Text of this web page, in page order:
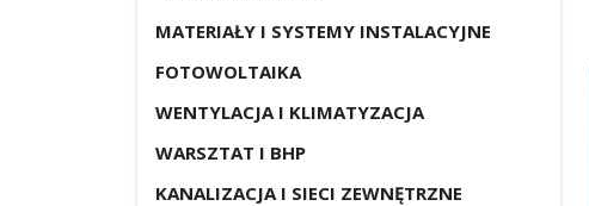
MATERIAŁY I SYSTEMY INSTALACYJNE
FOTOWOLTAIKA
WENTYLACJA I KLIMATYZACJA
WARSZTAT I BHP
KANALIZACJA I SIECI ZEWNĘTRZNE